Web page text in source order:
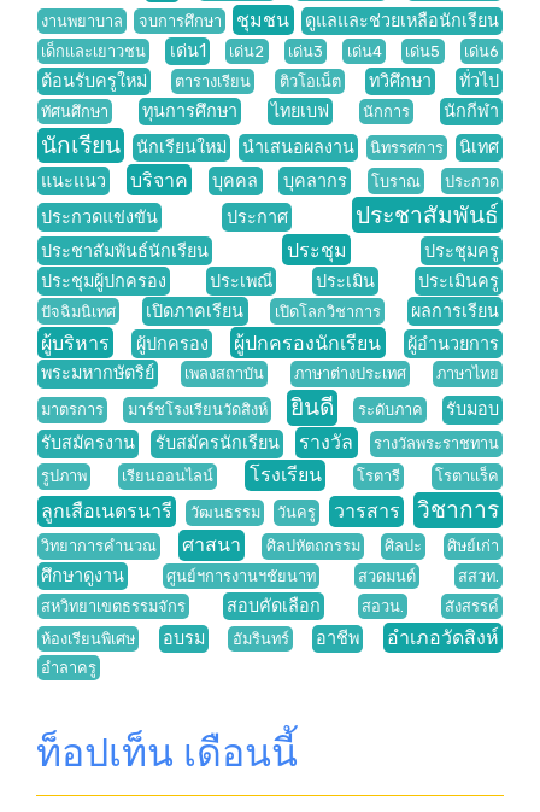
งานพยาบาล จบการศึกษา ชุมชน ดูแลและช่วยเหลือนักเรียน
เด็กและเยาวชน เด่น1 เด่น2 เด่น3 เด่น4 เด่น5 เด่น6
ต้อนรับครูใหม่ ตารางเรียน ติวโอเน็ต ทวิศึกษา ทั่วไป
ทัศนศึกษา ทุนการศึกษา ไทยเบฟ นักการ นักกีฬา
นักเรียน นักเรียนใหม่ นำเสนอผลงาน นิทรรศการ
นิเทศ
แนะแนว
บริจาค บุคคล บุคลากร โบราณ ประกวด
ประกวดแข่งขัน ประกาศ ประชาสัมพันธ์
ประชาสัมพันธ์นักเรียน ประชุม
ประชุมครู
ประชุมผู้ปกครอง
ประเพณี ประเมิน ประเมินครู
ปัจฉิมนิเทศ เปิดภาคเรียน เปิดโลกวิชาการ ผลการเรียน
ผู้บริหาร ผู้ปกครอง ผู้ปกครองนักเรียน
ผู้อำนวยการ
พระมหากษัตริย์
เพลงสถาบัน ภาษาต่างประเทศ
ภาษาไทย
มาตรการ
มาร์ชโรงเรียนวัดสิงห์ ยินดี ระดับภาค
รับมอบ
รับสมัครงาน
รับสมัครนักเรียน รางวัล
รางวัลพระราชทาน
รูปภาพ
เรียนออนไลน์ โรงเรียน โรตารี โรตาแร็ค
ลูกเสือเนตรนารี วัฒนธรรม วันครู วารสาร วิชาการ
วิทยาการคำนวณ ศาสนา ศิลปหัตถกรรม ศิลปะ ศิษย์เก่า
ศึกษาดูงาน ศูนย์ฯการงานฯชัยนาท สวดมนต์
สสวท.
สหวิทยาเขตธรรมจักร
สอบคัดเลือก สอวน.
สังสรรค์
ห้องเรียนพิเศษ
อบรม อัมรินทร์ อาชีพ อำเภอวัดสิงห์
อำลาครู
ท็อปเท็น เดือนนี้